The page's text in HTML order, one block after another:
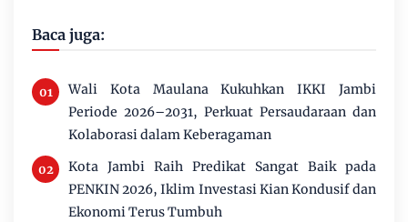
Baca juga:
Wali Kota Maulana Kukuhkan IKKI Jambi
Periode 2026–2031, Perkuat Persaudaraan dan
Kolaborasi dalam Keberagaman
Kota Jambi Raih Predikat Sangat Baik pada
PENKIN 2026, Iklim Investasi Kian Kondusif dan
Ekonomi Terus Tumbuh